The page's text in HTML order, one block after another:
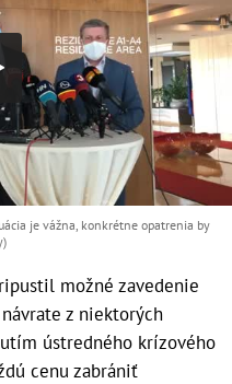
je vážna, konkrétne opatrenia by
možné zavedenie
z niektorých
ústredného krízového
cenu zabrániť